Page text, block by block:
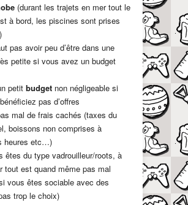
(durant les trajets en mer tout le
à bord, les piscines sont prises
pas avoir peu d’être dans une
petite si vous avez un budget
petit budget non négligeable si
pas d’offres
mal de frais cachés (taxes du
boissons non comprises à
heures etc…)
êtes du type vadrouilleur/roots, à
tout est quand même pas mal
vous êtes sociable avec des
trop le choix)